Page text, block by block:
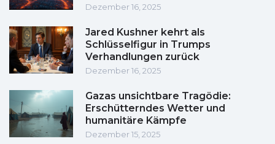
Dezember 16, 2025
Jared Kushner kehrt als
Schlüsselfigur in Trumps
Verhandlungen zurück
Dezember 16, 2025
Gazas unsichtbare Tragödie:
Erschütterndes Wetter und
humanitäre Kämpfe
Dezember 15, 2025